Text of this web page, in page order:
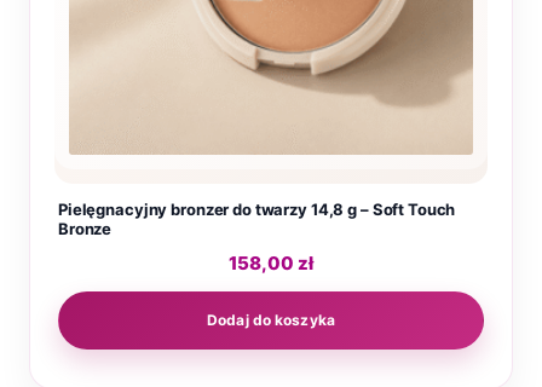
Pielęgnacyjny bronzer do twarzy 14,8 g – Soft Touch
Bronze
158,00 zł
Dodaj do koszyka